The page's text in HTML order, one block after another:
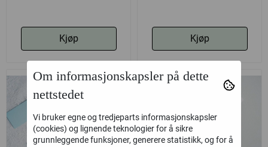
Kjøp Kjøp
Om informasjonskapsler på dette
nettstedet
Vi bruker egne og tredjeparts informasjonskapsler
(cookies) og lignende teknologier for å sikre
grunnleggende funksjoner, generere statistikk, og for å